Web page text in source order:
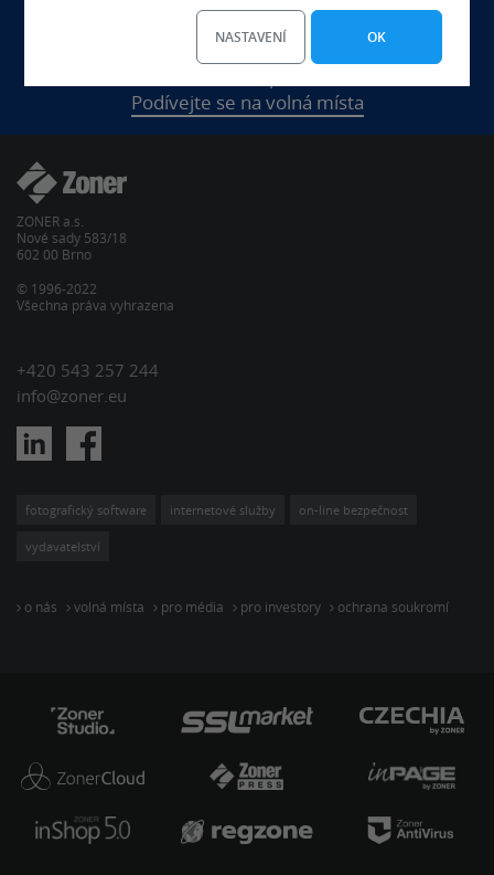
NASTAVENÍ OK
Podívejte se na volná místa
ZONER a.s.
Nové sady 583/18
602 00 Brno
© 1996-2022
Všechna práva vyhrazena
+420 543 257 244
info@zoner.eu
fotografický software internetové služby on-line bezpečnost
vydavatelství
o nás volná místa pro média pro investory ochrana soukromí